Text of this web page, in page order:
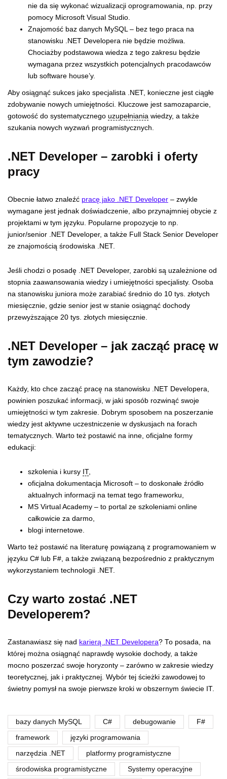
nie da się wykonać wizualizacji oprogramowania, np. przy
pomocy Microsoft Visual Studio.
Znajomość baz danych MySQL – bez tego praca na
stanowisku .NET Developera nie będzie możliwa.
Chociażby podstawowa wiedza z tego zakresu będzie
wymagana przez wszystkich potencjalnych pracodawców
lub software house’y.
Aby osiągnąć sukces jako specjalista .NET, konieczne jest ciągłe
zdobywanie nowych umiejętności. Kluczowe jest samozaparcie,
gotowość do systematycznego uzupełniania wiedzy, a także
szukania nowych wyzwań programistycznych.
.NET Developer – zarobki i oferty
pracy
Obecnie łatwo znaleźć pracę jako .NET Developer – zwykle
wymagane jest jednak doświadczenie, albo przynajmniej obycie z
projektami w tym języku. Popularne propozycje to np.
junior/senior .NET Developer, a także Full Stack Senior Developer
ze znajomością środowiska .NET.
Jeśli chodzi o posadę .NET Developer, zarobki są uzależnione od
stopnia zaawansowania wiedzy i umiejętności specjalisty. Osoba
na stanowisku juniora może zarabiać średnio do 10 tys. złotych
miesięcznie, gdzie senior jest w stanie osiągnąć dochody
przewyższające 20 tys. złotych miesięcznie.
.NET Developer – jak zacząć pracę w
tym zawodzie?
Każdy, kto chce zacząć pracę na stanowisku .NET Developera,
powinien poszukać informacji, w jaki sposób rozwinąć swoje
umiejętności w tym zakresie. Dobrym sposobem na poszerzanie
wiedzy jest aktywne uczestniczenie w dyskusjach na forach
tematycznych. Warto też postawić na inne, oficjalne formy
edukacji:
szkolenia i kursy IT,
oficjalna dokumentacja Microsoft – to doskonałe źródło
aktualnych informacji na temat tego frameworku,
MS Virtual Academy – to portal ze szkoleniami online
całkowicie za darmo,
blogi internetowe.
Warto też postawić na literaturę powiązaną z programowaniem w
języku C# lub F#, a także związaną bezpośrednio z praktycznym
wykorzystaniem technologii .NET.
Czy warto zostać .NET
Developerem?
Zastanawiasz się nad karierą .NET Developera? To posada, na
której można osiągnąć naprawdę wysokie dochody, a także
mocno poszerzać swoje horyzonty – zarówno w zakresie wiedzy
teoretycznej, jak i praktycznej. Wybór tej ścieżki zawodowej to
świetny pomysł na swoje pierwsze kroki w obszernym świecie IT.
bazy danych MySQL C# debugowanie F#
framework języki programowania
narzędzia .NET platformy programistyczne
środowiska programistyczne Systemy operacyjne